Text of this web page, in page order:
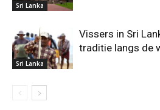
Sri Lanka
Sri Lanka
Vissers in Sri
traditie langs de